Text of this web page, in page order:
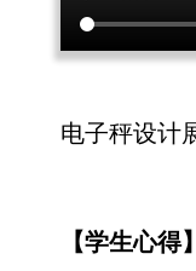
电子秤设计
【学生心得】